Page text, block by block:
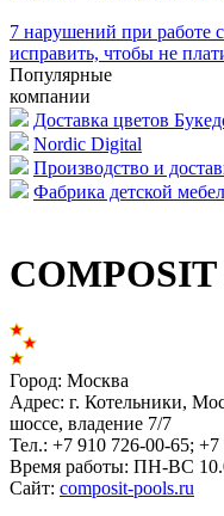
7 нарушений при работе
исправить, чтобы не
Популярные
компании
Доставка цветов
Nordic Digital
Производство и
Фабрика детской
COMPOSIT
Город: Москва
Адрес: г. Котельники,
шоссе, владение 7/7
Тел.: +7 910 726-00-65; +7
Время работы: ПН-ВС
Сайт: composit-pools.ru